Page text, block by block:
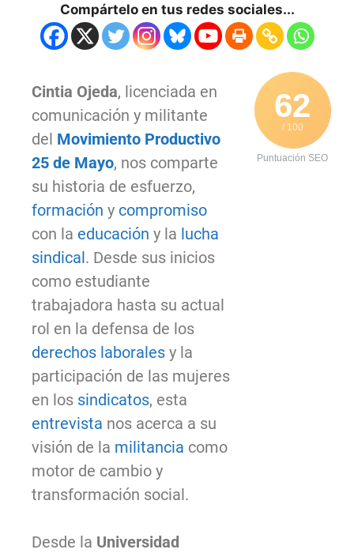
Compártelo en tus redes sociales...
62
/ 100
Puntuación SEO
Cintia Ojeda, licenciada en
comunicación y militante
del Movimiento Productivo
25 de Mayo, nos comparte
su historia de esfuerzo,
formación y compromiso
con la educación y la lucha
sindical. Desde sus inicios
como estudiante
trabajadora hasta su actual
rol en la defensa de los
derechos laborales y la
participación de las mujeres
en los sindicatos, esta
entrevista nos acerca a su
visión de la militancia como
motor de cambio y
transformación social.
Desde la Universidad